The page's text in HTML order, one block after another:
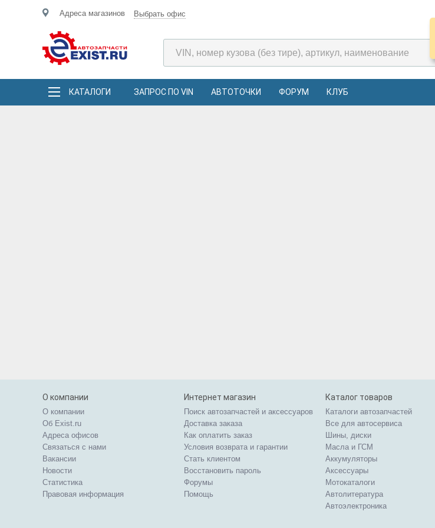
Адреса магазинов Выбрать офис
КАТАЛОГИ ЗАПРОС ПО VIN АВТОТОЧКИ ФОРУМ КЛУБ
О компании
О компании
Об Exist.ru
Адреса офисов
Связаться с нами
Вакансии
Новости
Статистика
Правовая информация
Интернет магазин
Поиск автозапчастей и аксессуаров
Доставка заказа
Как оплатить заказ
Условия возврата и гарантии
Стать клиентом
Восстановить пароль
Форумы
Помощь
Каталог товаров
Каталоги автозапчастей
Все для автосервиса
Шины, диски
Масла и ГСМ
Аккумуляторы
Аксессуары
Мотокаталоги
Автолитература
Автоэлектроника